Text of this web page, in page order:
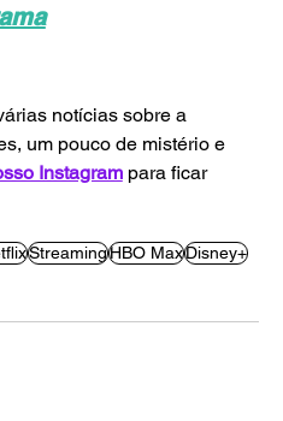
notícias sobre a
um pouco de mistério e
Instagram para ficar
StreamingHBO MaxDisney+